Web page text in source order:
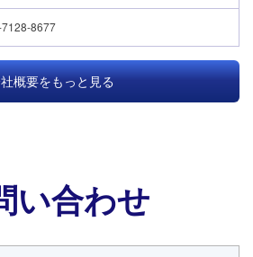
応
8677
概要をもっと見る
い合わせ